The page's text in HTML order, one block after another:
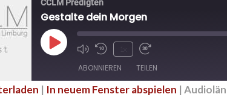
CCLM Predigten
Gestalte dein Morgen
Play
EpisodeABONNIEREN TEILEN
| In neuem Fenster abspielen |